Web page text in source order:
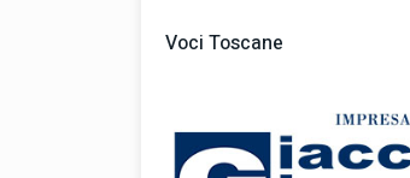
Voci Toscane